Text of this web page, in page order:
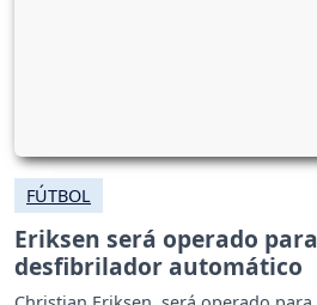
FÚTBOL
Eriksen será operado
desfibrilador automático